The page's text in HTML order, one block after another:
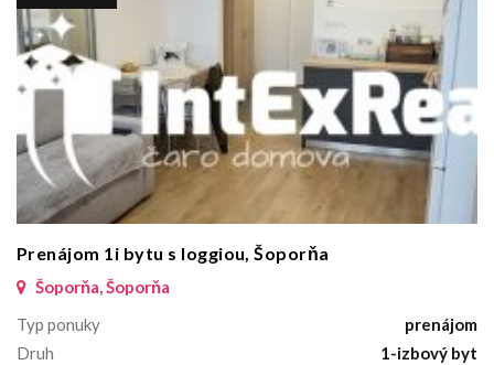
Prenájom 1i bytu s loggiou, Šoporňa
Šoporňa, Šoporňa
Typ ponuky
prenájom
Druh
1-izbový byt